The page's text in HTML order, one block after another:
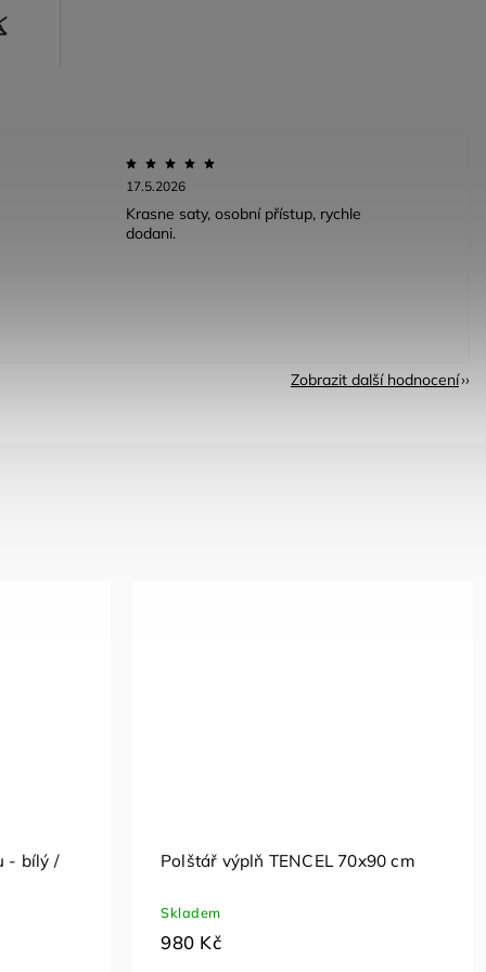
17.5.2026
Krasne saty, osobní přístup, rychle
dodani.
Zobrazit další hodnocení
- bílý /
Polštář výplň TENCEL 70x90 cm
Skladem
980 Kč